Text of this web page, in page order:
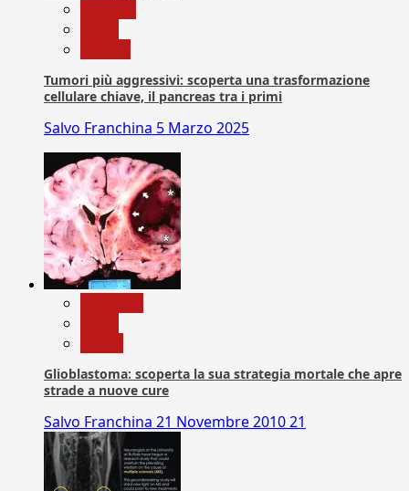
Tumori più aggressivi: scoperta una trasformazione
cellulare chiave, il pancreas tra i primi
Salvo Franchina 5 Marzo 2025
Glioblastoma: scoperta la sua strategia mortale che apre
strade a nuove cure
Salvo Franchina 21 Novembre 201021